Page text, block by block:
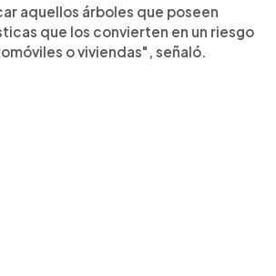
aquellos árboles que poseen
que los convierten en un riesgo
o viviendas", señaló.